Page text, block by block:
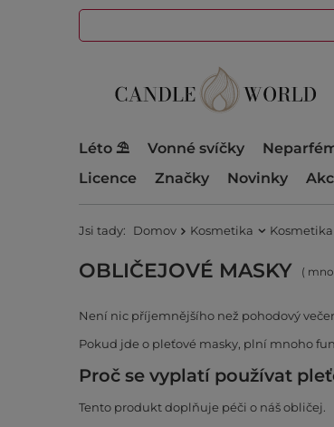
Léto ⛱️ Vonné svíčky
Licence
Značky Novinky
Jsi tady: Domov Kosmetika
OBLIČEJOVÉ MASKY (
Není nic příjemnějšího než pohodový
Pokud jde o pleťové masky, plní mnoho
Proč se vyplatí používat
Tento produkt doplňuje péči o náš obličej.